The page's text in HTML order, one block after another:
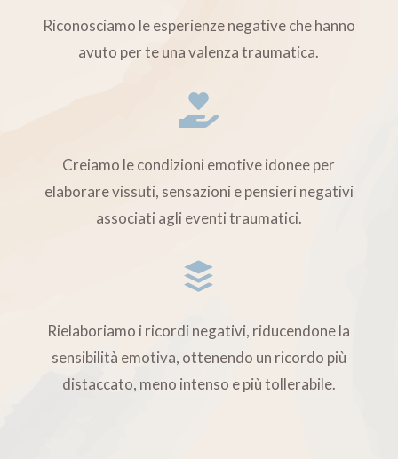
Riconosciamo le esperienze negative che hanno
avuto per te una valenza traumatica.

Creiamo le condizioni emotive idonee per
elaborare vissuti, sensazioni e pensieri negativi
associati agli eventi traumatici.

Rielaboriamo i ricordi negativi, riducendone la
sensibilità emotiva, ottenendo un ricordo più
distaccato, meno intenso e più tollerabile.